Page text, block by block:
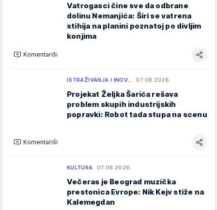
Vatrogasci čine sve da odbrane
dolinu Nemanjića: Širi se vatrena
stihija na planini poznatoj po divljim
konjima
Komentariši
ISTRAŽIVANJA I INOV… 07.08.2026.
Projekat Željka Šarića rešava
problem skupih industrijskih
popravki: Robot tada stupa na scenu
Komentariši
KULTURA 07.08.2026.
Večeras je Beograd muzička
prestonica Evrope: Nik Kejv stiže na
Kalemegdan